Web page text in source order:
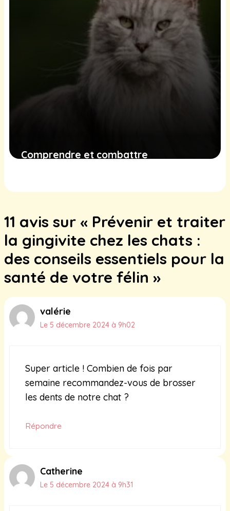
Comprendre et combattre
11 avis sur « Prévenir et traiter
la gingivite chez les chats :
des conseils essentiels pour la
santé de votre félin »
valérie
Le 5 décembre 2024 à 9h02
Super article ! Combien de fois par
semaine recommandez-vous de brosser
les dents de notre chat ?
Répondre
Catherine
Le 5 décembre 2024 à 9h31